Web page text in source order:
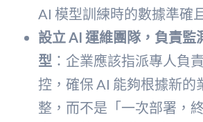
AI 模型訓練時的數據準確
設立 AI 運維團隊，負責監
型 ：企業應該指派專人負
控，確保 AI 能夠根據新的
整，而不是「一次部署，